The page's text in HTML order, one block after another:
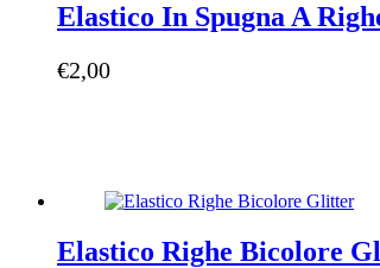
Elastico In Spugna A
€2,00
Elastico Righe Bicolore